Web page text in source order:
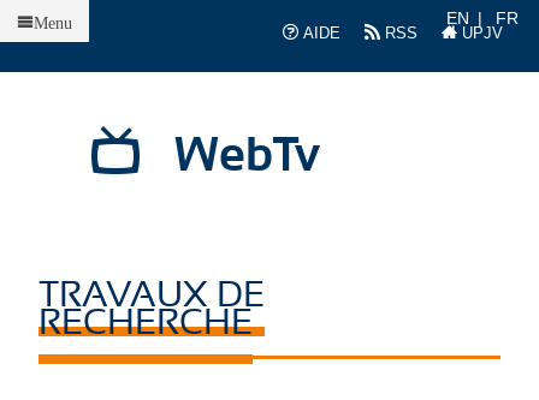
AIDE
RSS UPJV
EN FR
WebTv
Menu
TRAVAUX DE
RECHERCHE